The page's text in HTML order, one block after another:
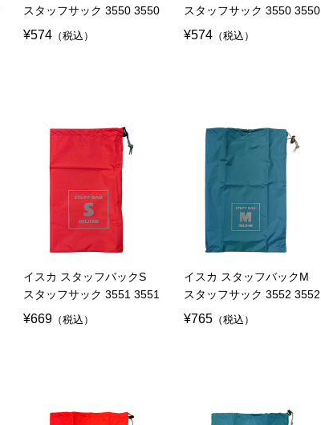
スタッフサック 3550 3550
¥574 （税込）
スタッフサック 3550 3550
¥574 （税込）
イスカ スタッフバックS
スタッフサック 3551 3551
¥669 （税込）
イスカ スタッフバックM
スタッフサック 3552 3552
¥765 （税込）